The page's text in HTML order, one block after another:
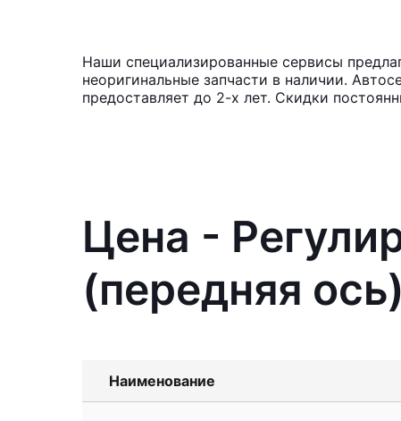
Наши специализированные сервисы
неоригинальные запчасти в наличии.
предоставляет до 2-х лет. Скидки
Цена -
(передняя
Наименование